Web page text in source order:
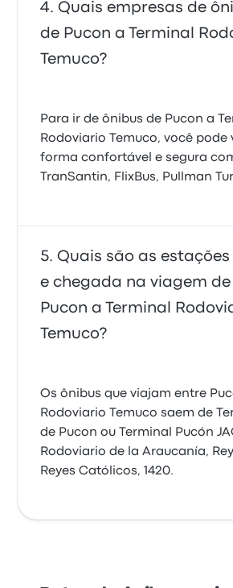
Quais empresas de
de Pucon a Terminal
Temuco?
Para ir de ônibus de Pucon a
Rodoviario Temuco, você pode
forma confortável e segura
TranSantin, FlixBus, Pullman
Quais são as
e chegada na viagem
Pucon a Terminal
Temuco?
Os ônibus que viajam entre
Rodoviario Temuco saem de
de Pucon ou Terminal Pucón
Rodoviario de la Araucanía,
Reyes Católicos, 1420.